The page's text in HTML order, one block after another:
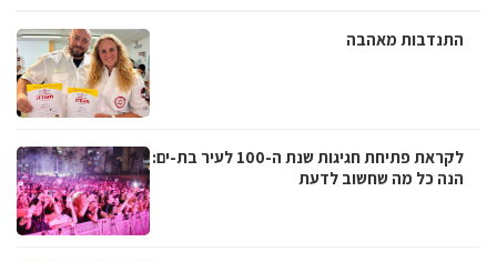
התנדבות מאהבה
לקראת פתיחת חגיגות שנת ה-100 לעיר בת-ים:
הנה כל מה שחשוב לדעת